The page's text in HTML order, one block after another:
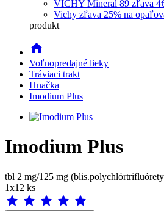
VICHY Mineral 89 zľava
Vichy zľava 25% na
produkt
home
Voľnopredajné lieky
Tráviaci trakt
Hnačka
Imodium Plus
Imodium Plus
tbl 2 mg/125 mg
1x12 ks
star star star star star